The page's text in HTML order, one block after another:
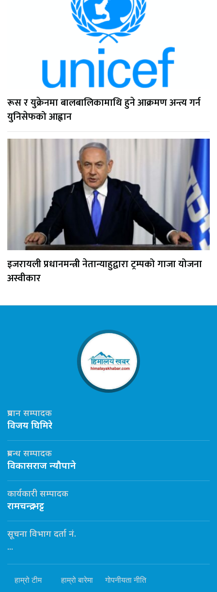
रूस र युक्रेनमा बालबालिकामाथि हुने आक्रमण अन्त्य गर्न
युनिसेफको आह्वान
इजरायली प्रधानमन्त्री नेतान्याहुद्वारा ट्रम्पको गाजा योजना
अस्वीकार
प्रधान सम्पादक
विजय घिमिरे
प्रबन्ध सम्पादक
विकासराज न्यौपाने
कार्यकारी सम्पादक
रामचन्द्र भट्ट
सूचना विभाग दर्ता नं.
...
हाम्रो टीम हाम्रो बारेमा गोपनीयता नीति